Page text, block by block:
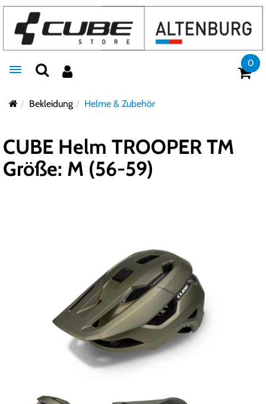
Toggle navigation
0
Bekleidung Helme & Zubehör
CUBE Helm TROOPER TM
Größe: M (56-59)